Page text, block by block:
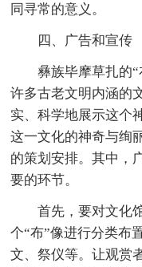
同寻常的意义。
四、广告和宣传
彝族毕摩草扎的
许多古老文明内涵的
实、科学地展示这个
这一文化的神奇与绚
的策划安排。其中，
要的环节。
首先，要对文化
个“布”像进行分类布
文、祭仪等。让观赏